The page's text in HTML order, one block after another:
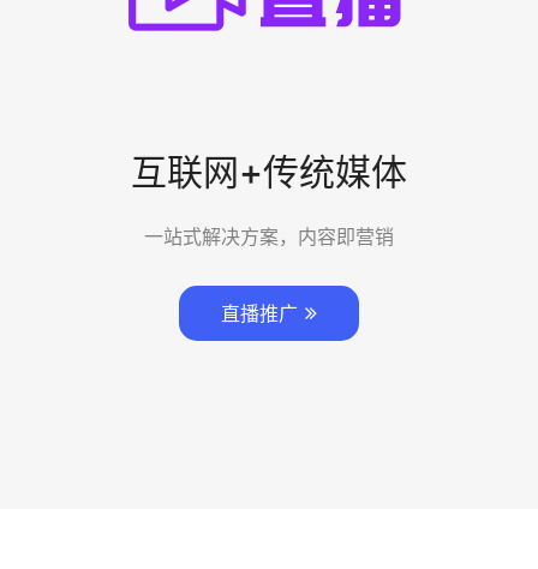
互联网+传统媒体
一站式解决方案，内容即营销
直播推广